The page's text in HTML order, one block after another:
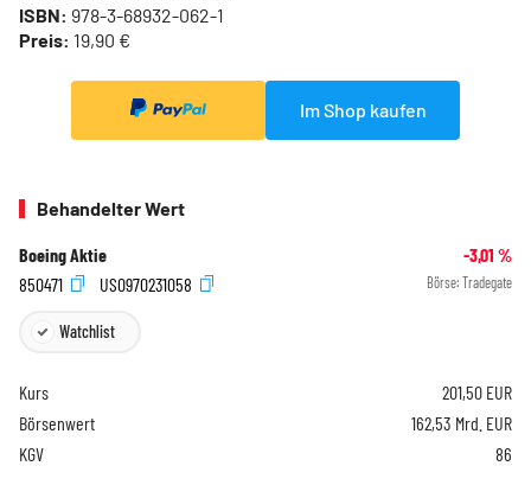
ISBN: 978-3-68932-062-1
Preis: 19,90 €
Im Shop kaufen
Behandelter Wert
Boeing Aktie -3,01 %
850471
US0970231058 Börse: Tradegate
Watchlist
Kurs 201,50 EUR
Börsenwert
162,53 Mrd. EUR
KGV
86